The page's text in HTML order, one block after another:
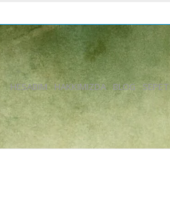
HESABIM HAKKIMIZDA BLOG